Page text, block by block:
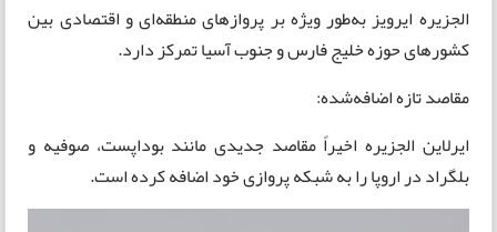
الجزیره ایرویز به‌طور ویژه بر پروازهای منطقه‌ای و اقتصادی بین
کشورهای حوزه خلیج فارس و جنوب آسیا تمرکز دارد.
مقاصد تازه اضافه‌شده:
ایرلاین الجزیره اخیراً مقاصد جدیدی مانند بوداپست، صوفیه و
بلگراد در اروپا را به شبکه پروازی خود اضافه کرده است.